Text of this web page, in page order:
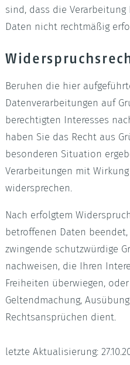
sind, dass die
Daten nicht rechtmäßig
Beruhen die hier
Datenverarbeitungen auf
berechtigten Interesses
haben Sie das Recht aus
besonderen Situation
Verarbeitungen mit
widersprechen.
Nach erfolgtem
betroffenen Daten
zwingende schutzwürdige
nachweisen, die Ihren
Freiheiten überwiegen,
Geltendmachung,
Rechtsansprüchen dient.
letzte Aktualisierung: